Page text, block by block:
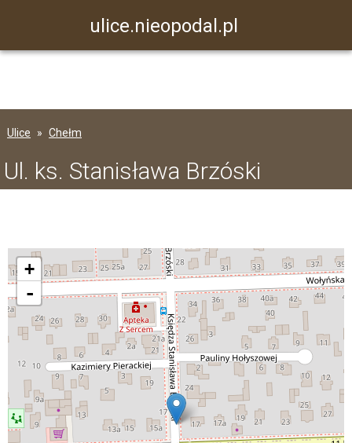
ulice.nieopodal.pl
Ulice Chełm
Ul. ks. Stanisława Brzóski
+
-